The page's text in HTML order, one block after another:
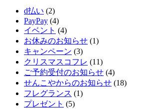
d払い (2)
PayPay (4)
イベント (4)
お休みのお知らせ (1)
キャンペーン (3)
クリスマスコフレ (11)
ご予約受付のお知らせ (4)
せんこやからのお知らせ (18)
フレグランス (1)
プレゼント (5)